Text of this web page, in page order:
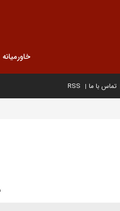
خاورمیانه
تماس با ما RSS